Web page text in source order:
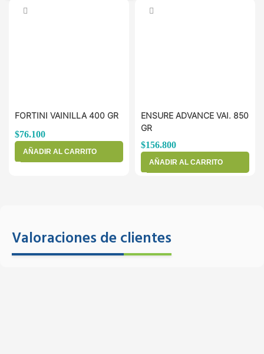
FORTINI VAINILLA 400 GR
$76.100
AÑADIR AL CARRITO
ENSURE ADVANCE VAI. 850
GR
$156.800
AÑADIR AL CARRITO
Valoraciones de clientes